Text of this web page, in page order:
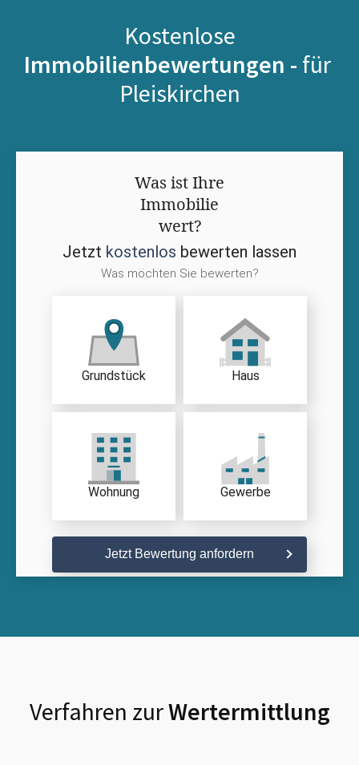
Kostenlose
Immobilienbewertungen - für
Pleiskirchen
Was ist Ihre
Immobilie
wert?
Jetzt kostenlos bewerten lassen
Was möchten Sie bewerten?
Grundstück Haus
Wohnung Gewerbe
Jetzt Bewertung anfordern
Verfahren zurWertermittlung